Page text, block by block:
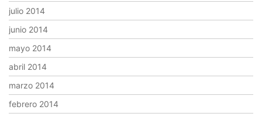
julio 2014
junio 2014
mayo 2014
abril 2014
marzo 2014
febrero 2014